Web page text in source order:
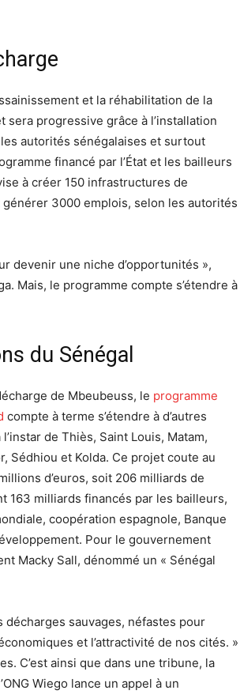
et la réhabilitation de la
progressive grâce à l’installation
autorités sénégalaises et surtout
financé par l’État et les bailleurs
à créer 150 infrastructures de
3000 emplois, selon les autorités
devenir une niche d’opportunités »,
Mais, le programme compte s’étendre à
du Sénégal
de Mbeubeuss, le programme
compte à terme s’étendre à d’autres
de Thiès, Saint Louis, Matam,
Sédhiou et Kolda. Ce projet coute au
d’euros, soit 206 milliards de
163 milliards financés par les bailleurs,
coopération espagnole, Banque
Pour le gouvernement
Macky Sall, dénommé un « Sénégal
décharges sauvages, néfastes pour
et l’attractivité de nos cités. »
C’est ainsi que dans une tribune, la
Wiego lance un appel à un